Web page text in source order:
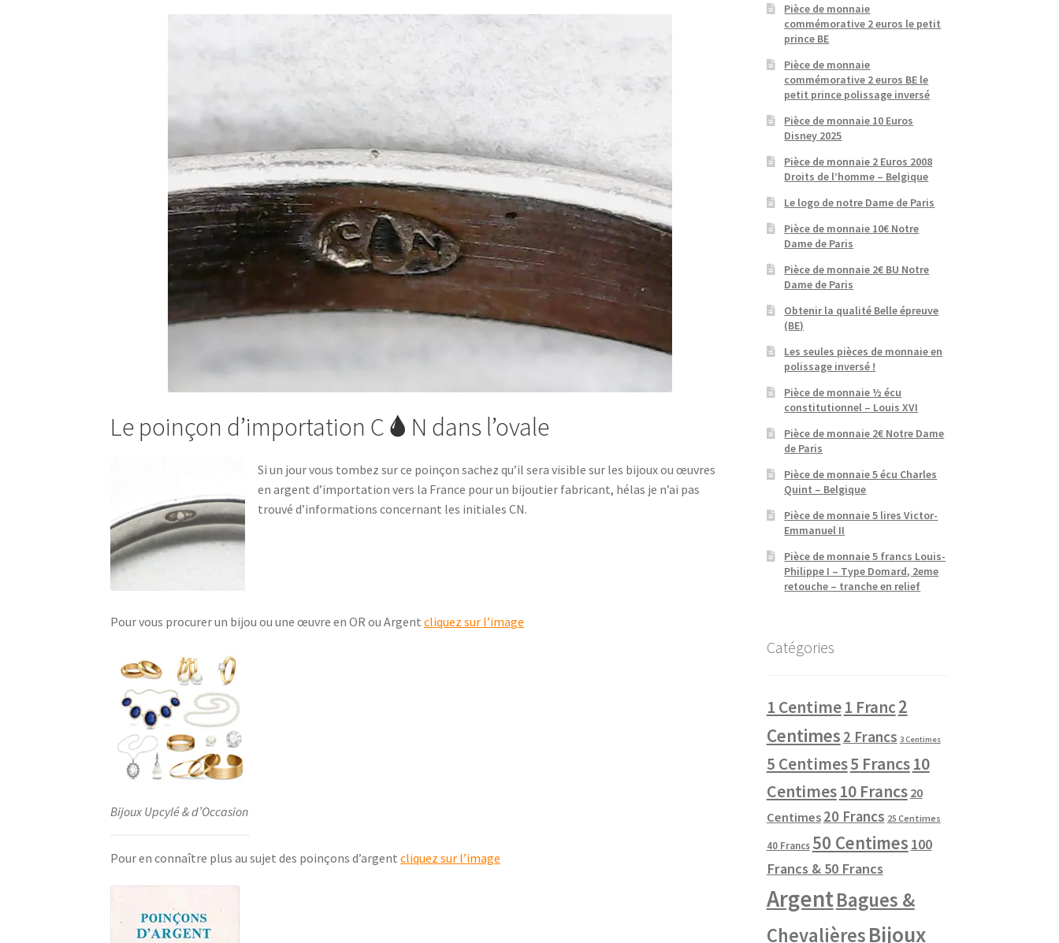
Le poinçon d’importation C 🌢 N dans l’ovale
Si un jour vous tombez sur ce poinçon sachez qu’il sera visible sur les bijoux ou œuvres
en argent d’importation vers la France pour un bijoutier fabricant, hélas je n’ai pas
trouvé d’informations concernant les initiales CN.
Pour vous procurer un bijou ou une œuvre en OR ou Argentcliquez sur l’image
Bijoux Upcylé & d’Occasion
Pour en connaître plus au sujet des poinçons d’argent cliquez sur l’image
Pièce de monnaie
commémorative 2 euros le petit
prince BE
Pièce de monnaie
commémorative 2 euros BE le
petit prince polissage inversé
Pièce de monnaie 10 Euros
Disney 2025
Pièce de monnaie 2 Euros 2008
Droits de l’homme – Belgique
Le logo de notre Dame de Paris
Pièce de monnaie 10€ Notre
Dame de Paris
Pièce de monnaie 2€ BU Notre
Dame de Paris
Obtenir la qualité Belle épreuve
(BE)
Les seules pièces de monnaie en
polissage inversé !
Pièce de monnaie ½ écu
constitutionnel – Louis XVI
Pièce de monnaie 2€ Notre Dame
de Paris
Pièce de monnaie 5 écu Charles
Quint – Belgique
Pièce de monnaie 5 lires Victor-
Emmanuel II
Pièce de monnaie 5 francs Louis-
Philippe I – Type Domard, 2eme
retouche – tranche en relief
Catégories
1 Centime1 Franc2
Centimes 2 Francs 3 Centimes
5 Centimes5 Francs10
Centimes10 Francs 20
Centimes 20 Francs 25 Centimes
40 Francs 50 Centimes 100
Francs & 50 Francs
ArgentBagues &
ChevalièresBijoux